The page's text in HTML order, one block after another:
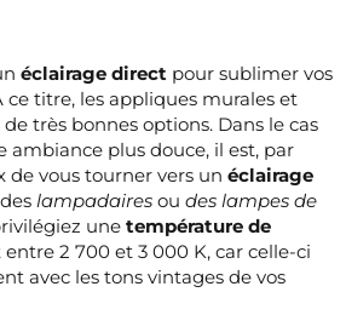
éclairage direct pour sublimer vos
ce titre, les appliques murales et
très bonnes options. Dans le cas
ambiance plus douce, il est, par
de vous tourner vers un éclairage
lampadaires ou des lampes de
une température de
entre 2 700 et 3 000 K, car celle-ci
avec les tons vintages de vos